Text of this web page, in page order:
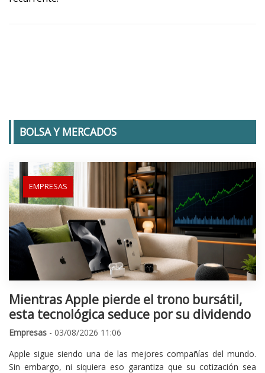
BOLSA Y MERCADOS
EMPRESAS
Mientras Apple pierde el trono bursátil,
esta tecnológica seduce por su dividendo
Empresas - 03/08/2026 11:06
Apple sigue siendo una de las mejores compañías del mundo.
Sin embargo, ni siquiera eso garantiza que su cotización sea